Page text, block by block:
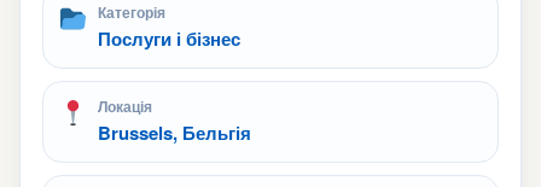
Категорія
Послуги і бізнес
Локація
Brussels, Бельгія